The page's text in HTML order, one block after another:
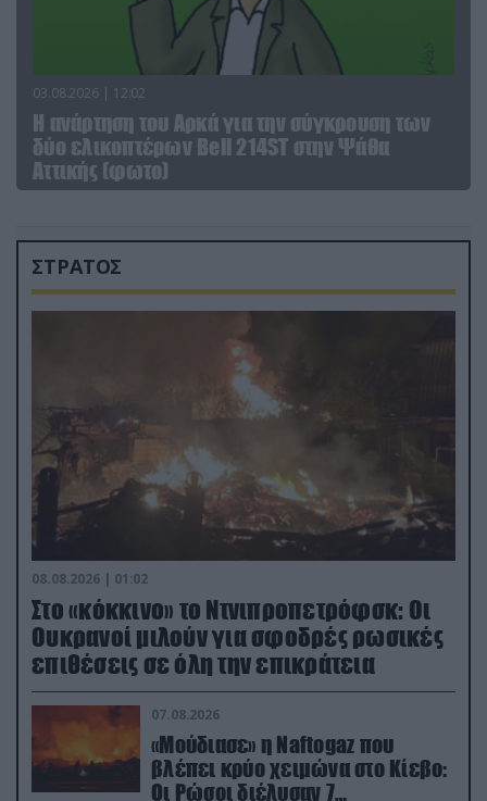
03.08.2026 | 12:02
Η ανάρτηση του Αρκά για την σύγκρουση των
δύο ελικοπτέρων Bell 214ST στην Ψάθα
Αττικής (φωτο)
ΣΤΡΑΤΟΣ
08.08.2026 | 01:02
Στο «κόκκινο» το Ντνιπροπετρόφσκ: Οι
Ουκρανοί μιλούν για σφοδρές ρωσικές
επιθέσεις σε όλη την επικράτεια
07.08.2026
«Μούδιασε» η Naftogaz που
βλέπει κρύο χειμώνα στο Κίεβο:
Οι Ρώσοι διέλυσαν 7